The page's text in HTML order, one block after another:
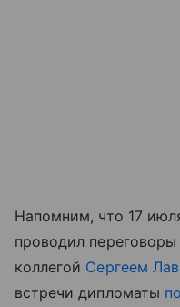
Напомним, что 17
проводил
коллегой Сергеем
встречи дипломаты